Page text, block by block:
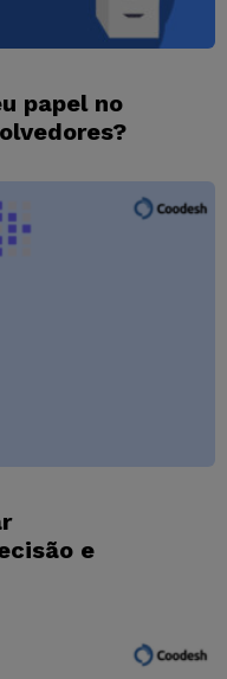
papel no
e